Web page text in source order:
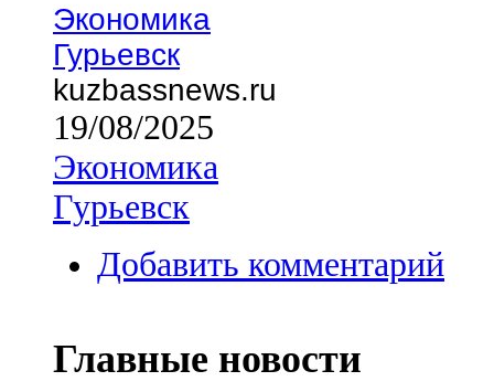
Экономика
Гурьевск
kuzbassnews.ru
19/08/2025
Экономика
Гурьевск
Добавить комментарий
Главные новости